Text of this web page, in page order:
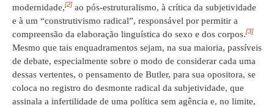
modernidade,[2] ao pós-estruturalismo, à crítica da subjetividade
e à um “construtivismo radical”, responsável por permitir a
compreensão da elaboração linguística do sexo e dos corpos.[3]
Mesmo que tais enquadramentos sejam, na sua maioria, passíveis
de debate, especialmente sobre o modo de considerar cada uma
dessas vertentes, o pensamento de Butler, para sua opositora, se
coloca no registro do desmonte radical da subjetividade, que
assinala a infertilidade de uma política sem agência e, no limite,